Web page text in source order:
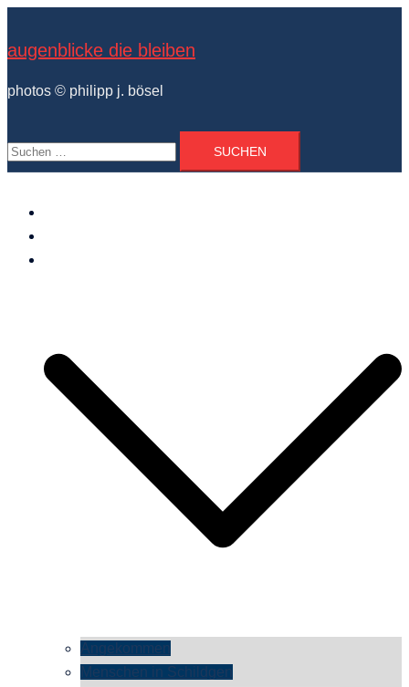
springen
augenblicke die bleiben
photos © philipp j. bösel
Suchen
nach:
Angekommen
Menschen in Schildgen